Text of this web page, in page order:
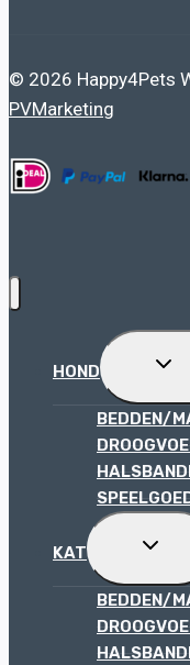
© 2026 Happy4Pets
PVMarketing
HOND
BEDDEN/
KAT
BEDDEN/